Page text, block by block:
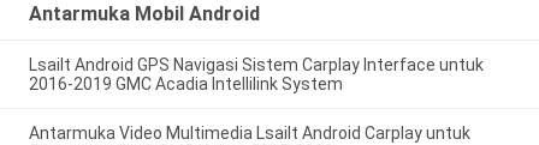
Antarmuka Mobil Android
Lsailt Android GPS Navigasi Sistem Carplay Interface untuk
2016-2019 GMC Acadia Intellilink System
Antarmuka Video Multimedia Lsailt Android Carplay untuk